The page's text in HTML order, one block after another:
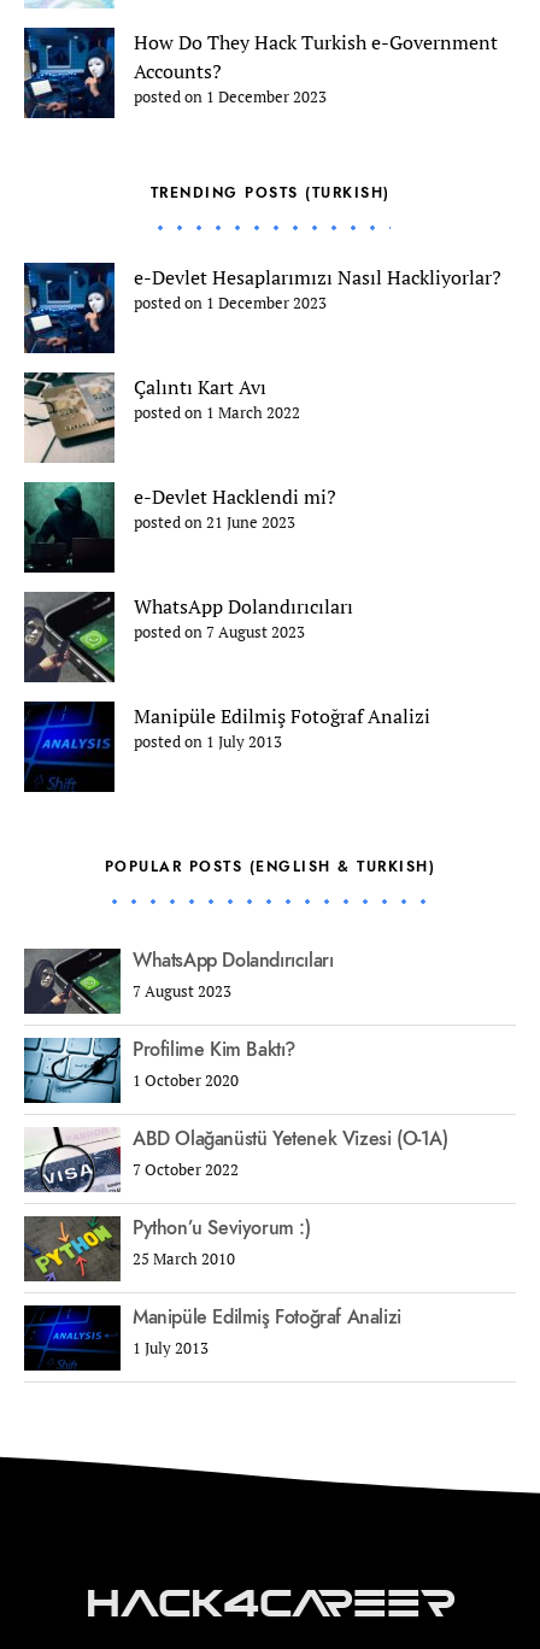
How Do They Hack Turkish e-Government
Accounts?
posted on 1 December 2023
TRENDING POSTS (TURKISH)
e-Devlet Hesaplarımızı Nasıl Hackliyorlar?
posted on 1 December 2023
Çalıntı Kart Avı
posted on 1 March 2022
e-Devlet Hacklendi mi?
posted on 21 June 2023
WhatsApp Dolandırıcıları
posted on 7 August 2023
Manipüle Edilmiş Fotoğraf Analizi
posted on 1 July 2013
POPULAR POSTS (ENGLISH & TURKISH)
WhatsApp Dolandırıcıları
7 August 2023
Profilime Kim Baktı?
1 October 2020
ABD Olağanüstü Yetenek Vizesi (O-1A)
7 October 2022
Python’u Seviyorum :)
25 March 2010
Manipüle Edilmiş Fotoğraf Analizi
1 July 2013
Hack4Career